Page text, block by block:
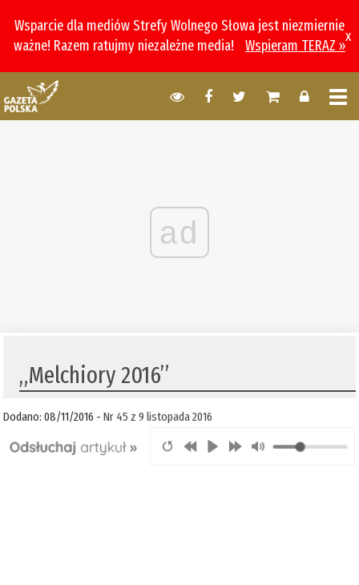
Wsparcie dla mediów Strefy Wolnego Słowa jest niezmiernie
ważne! Razem ratujmy niezależne media!
Wspieram TERAZ »
x
ad
„Melchiory 2016”
Dodano: 08/11/2016 -Nr 45 z 9 listopada 2016